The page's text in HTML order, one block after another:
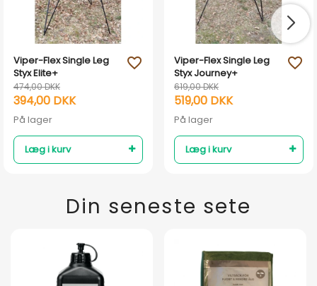
Viper-Flex Single Leg
Styx Elite+
474,00 DKK
394,00 DKK
På lager
Læg i kurv
favorite_outline
Viper-Flex Single Leg
Styx Journey+
619,00 DKK
519,00 DKK
På lager
Læg i kurv
favorite_outline
Din seneste sete